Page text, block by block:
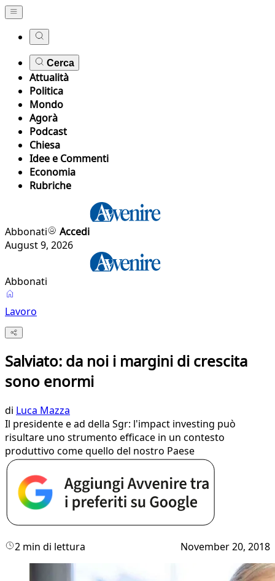
Cerca
Attualità
Politica
Mondo
Agorà
Podcast
Chiesa
Idee e Commenti
Economia
Rubriche
Abbonati
Accedi
August 9, 2026
Abbonati
Lavoro
Salviato: da noi i margini di crescita
sono enormi
di Luca Mazza
Il presidente e ad della Sgr: l'impact investing può
risultare uno strumento efficace in un contesto
produttivo come quello del nostro Paese
2 min di lettura November 20, 2018